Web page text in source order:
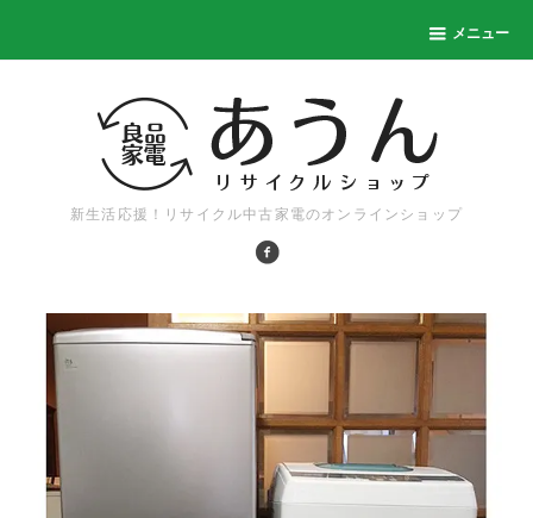
メニュー
新生活応援！リサイクル中古家電のオンラインショップ